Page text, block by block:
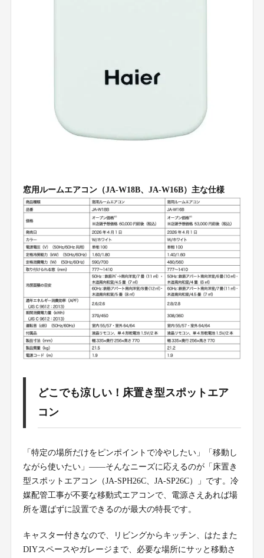
窓用ルームエアコン（JA-W18B、JA-W16B）主な仕様
どこでも涼しい！床置き型スポットエア
コン
「特定の場所だけをピンポイントで冷やしたい」「移動し
ながら使いたい」——そんなニーズに応えるのが「床置き
型スポットエアコン（JA-SPH26C、JA-SP26C）」です。冷
媒配管工事が不要な移動式エアコンで、電源さえあれば場
所を選ばずに設置できるのが最大の特長です。
キャスター付きなので、リビングからキッチン、はたまた
DIYスペースやガレージまで、必要な場所にサッと移動さ